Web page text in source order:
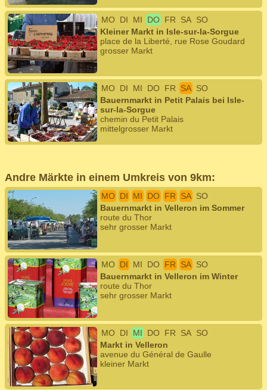
MO DI MI DO FR SA SO
Kleiner Markt in Isle-sur-la-Sorgue
place de la Liberté, rue Rose Goudard
grosser Markt
MO DI MI DO FR SA SO
Bauernmarkt in Petit Palais bei Isle-
sur-la-Sorgue
chemin du Petit Palais
mittelgrosser Markt
Andre Märkte in einem Umkreis von 9km:
MO DI MI DO FR SA SO
Bauernmarkt in Velleron im Sommer
route du Thor
sehr grosser Markt
MO DI MI DO FR SA SO
Bauernmarkt in Velleron im Winter
route du Thor
sehr grosser Markt
MO DI MI DO FR SA SO
Markt in Velleron
avenue du Général de Gaulle
kleiner Markt